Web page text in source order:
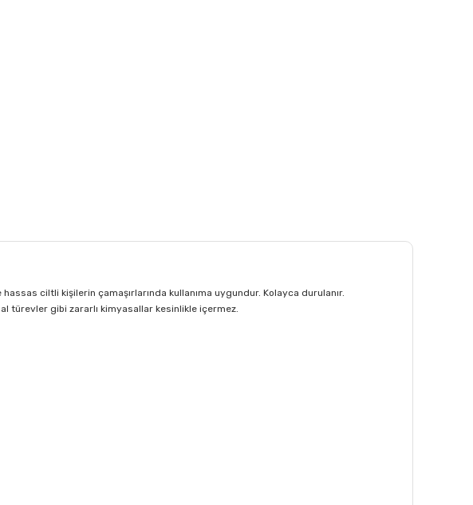
ciltli kişilerin çamaşırlarında kullanıma uygundur. Kolayca durulanır.
türevler gibi zararlı kimyasallar kesinlikle içermez.